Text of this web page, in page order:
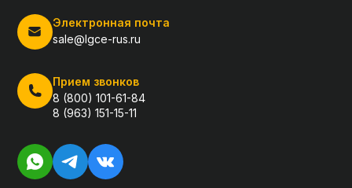
Электронная почта
sale@lgce-rus.ru
Прием звонков
8 (800) 101-61-84
8 (963) 151-15-11